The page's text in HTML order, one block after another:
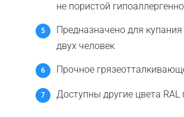
не пористой
Предназначено для купания
двух человек
Прочное
Доступны другие цвета RAL